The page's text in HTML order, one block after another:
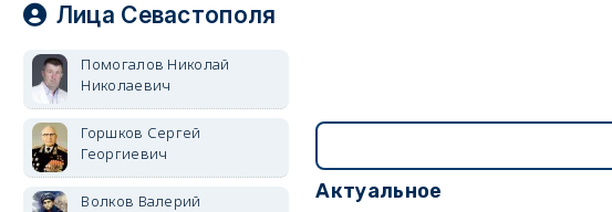
Актуальное
Лица Севастополя
Помогалов Николай
Николаевич
Горшков Сергей
Георгиевич
Волков Валерий